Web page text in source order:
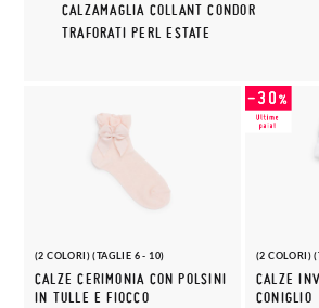
CALZAMAGLIA COLLANT CONDOR
TRAFORATI PERL ESTATE
(2 COLORI) (TAGLIE 6 - 10)
CALZE CERIMONIA CON POLSINI
IN TULLE E FIOCCO
(2 COLORI)
CALZE
CONIGLIO